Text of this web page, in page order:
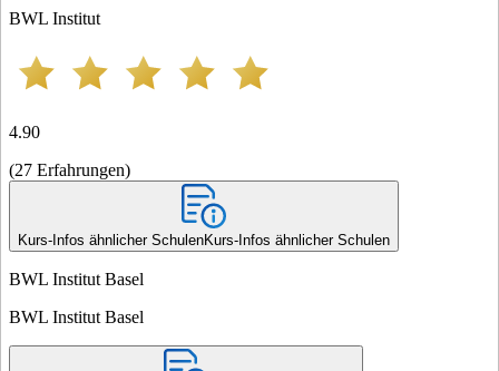
BWL Institut
4.90
(27 Erfahrungen)
Kurs-Infos ähnlicher SchulenKurs-Infos ähnlicher Schulen
BWL Institut Basel
BWL Institut Basel